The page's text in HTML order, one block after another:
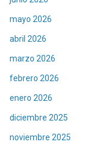
mayo 2026
abril 2026
marzo 2026
febrero 2026
enero 2026
diciembre 2025
noviembre 2025